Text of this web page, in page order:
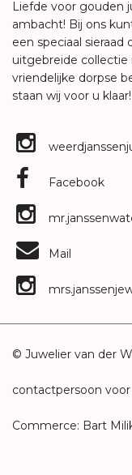
Liefde voor gouden
ambacht! Bij ons
een speciaal
uitgebreide
vriendelijke dorpse
staan wij voor u klaar!
Facebook
Mail
© Juwelier van der
contactpersoon
Commerce: Bart